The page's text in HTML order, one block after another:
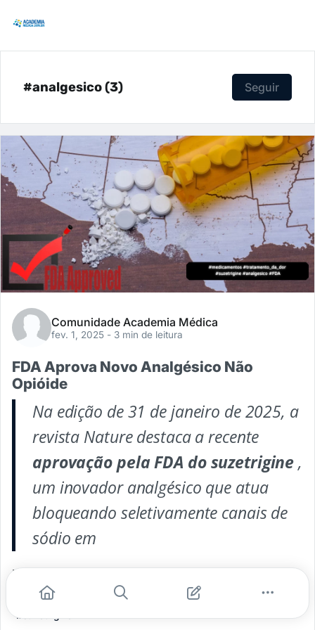
#analgesico (3) Seguir
Comunidade Academia Médica
fev. 1, 2025 - 3 min de leitura
FDA Aprova Novo Analgésico Não
Opióide
Na edição de 31 de janeiro de 2025, a
revista Nature destaca a recente
aprovação pela FDA do suzetrigine,
um inovador analgésico que atua
bloqueando seletivamente canais de
sódio em
...
#medicamento
#tratamento da dor
#suzetrigine